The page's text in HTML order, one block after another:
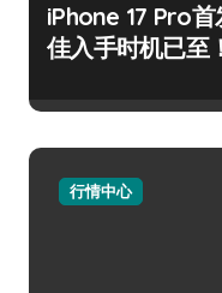
iPhone 17 Pro
佳入手时机已至！
行情中心